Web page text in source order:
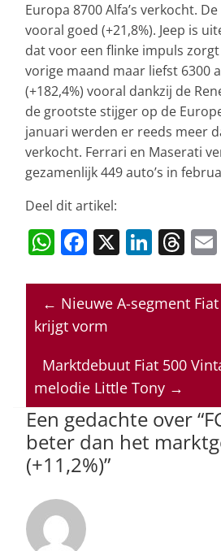
Europa 8700 Alfa’s verkocht.
vooral goed (+21,8%). Jeep is
dat voor een flinke impuls zorgt
vorige maand maar liefst 6300
(+182,4%) vooral dankzij de
de grootste stijger op de
januari werden er reeds meer
verkocht. Ferrari en Maserati
gezamenlijk 449 auto’s in
Deel dit artikel:
W
at
s
A
p
p
F
c
e
o
o
k
X Li
k
e
n
T
re
a
s
l
← Nieuwe A-segment
krijgt vorm
Marktdebuut Fiat 500
melodie Little Tony →
Een gedachte over “
beter dan het
(+11,2%)”